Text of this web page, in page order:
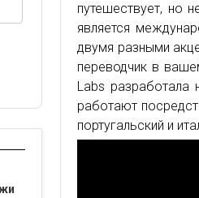
путешествует, но
является
двумя разными
переводчик в
Labs разработала
работают
португальский и